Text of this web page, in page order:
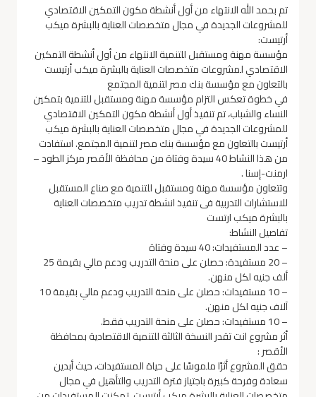
تم بحمد الله الانتهاء من أول أنشطة مكون التمكين الاقتصادي
للمشروعات الجديدة في مجال متخصصات العناية بالبشرة ميكب
أرتيست:
مؤسسة مهنة ومستقبل للتنمية الانتهاء من أول أنشطة التمكين
الاقتصادي لمشروعات متخصصات العناية بالبشرة ميكب أرتيست
بالتعاون مع مؤسسة بنك مصر لتنمية المجتمع
في خطوة تعكس التزام مؤسسة مهنة ومستقبل للتنمية بتمكين
النساء والشباب، تم تنفيذ أول أنشطة مكون التمكين الاقتصادي
للمشروعات الجديدة في مجال متخصصات العناية بالبشرة ميكب
أرتيست بالتعاون مع مؤسسة بنك مصر لتنمية المجتمع. استفادت
من هذا النشاط 40 سيدة وفتاة من محافظة الأقصر مركز الطود –
ارمنت-إسنا .
وتتعاون مؤسسة مهنة ومستقبل للتنمية مع صناع المستقبل
للاستشارات التدربية فى تنفيذ انشطة تدريب متخصصات العناية
بالبشرة ميكب ارتست
تفاصيل النشاط:
– عدد المستفيدات: 40 سيدة وفتاة
– 20 مستفيدة: حصلن على منحة التدريب ودعم مالي بقيمة 25
ألف جنيه لكل منهن.
– 10 مستفيدات: حصلن على منحة التدريب ودعم مالي بقيمة 10
آلاف جنيه لكل منهن.
– 10 مستفيدات: حصلن على منحة التدريب فقط.
أثر مشروع انت تقدر النسخة الثالثة للتنمية الاقتصادية بمحافظة
الأقصر :
حقق المشروع أثرًا ملموسًا على حياة المستفيدات، حيث أبدين
سعادة وفرحة كبيرة باجتياز فترة التدريب والتأهيل في مجال